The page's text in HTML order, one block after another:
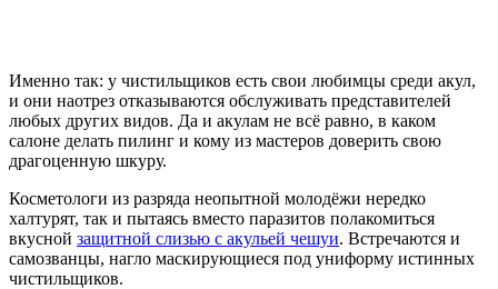
Именно так: у чистильщиков есть свои любимцы среди акул,
и они наотрез отказываются обслуживать представителей
любых других видов. Да и акулам не всё равно, в каком
салоне делать пилинг и кому из мастеров доверить свою
драгоценную шкуру.
Косметологи из разряда неопытной молодёжи нередко
халтурят, так и пытаясь вместо паразитов полакомиться
вкусной защитной слизью с акульей чешуи. Встречаются и
самозванцы, нагло маскирующиеся под униформу истинных
чистильщиков.